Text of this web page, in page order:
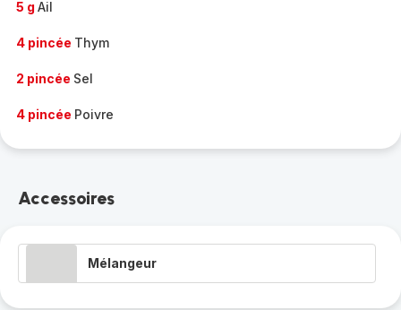
5 g Ail
4 pincée Thym
2 pincée Sel
4 pincée Poivre
Accessoires
Mélangeur